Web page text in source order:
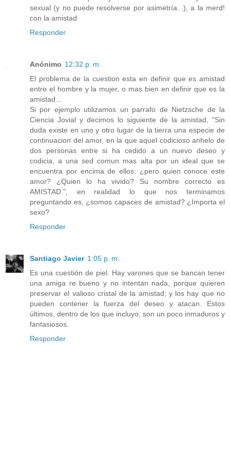
sexual (y no puede resolverse por asimetría...), a la merd!
con la amistad
Responder
Anónimo 12:32 p. m.
El problema de la cuestion esta en definir que es amistad
entre el hombre y la mujer, o mas bien en definir que es la
amistad...
Si por ejemplo utilizamos un parrafo de Nietzsche de la
Ciencia Jovial y decimos lo siguiente de la amistad, "Sin
duda existe en uno y otro lugar de la tierra una especie de
continuacion del amor, en la que aquel codicioso anhelo de
dos personas entre si ha cedido a un nuevo deseo y
codicia, a una sed comun mas alta por un ideal que se
encuentra por encima de ellos: ¿pero quien conoce este
amor? ¿Quien lo ha vivido? Su nombre correcto es
AMISTAD.", en realidad lo que nos terminamos
preguntando es, ¿somos capaces de amistad? ¿Importa el
sexo?
Responder
Santiago Javier 1:05 p. m.
Es una cuestión de piel. Hay varones que se bancan tener
una amiga re bueno y no intentan nada, porque quieren
preservar el valioso cristal de la amistad; y los hay que no
pueden contener la fuerza del deseo y atacan. Estos
últimos, dentro de los que incluyo, son un poco inmaduros y
fantasiosos.
Responder